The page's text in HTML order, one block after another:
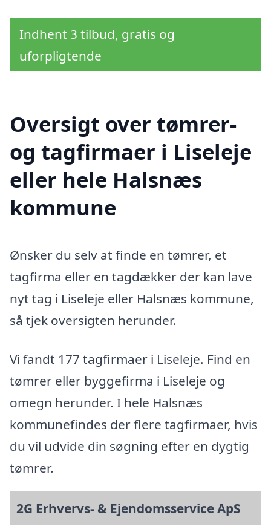
Indhent 3 tilbud, gratis og
uforpligtende
Oversigt over tømrer-
og tagfirmaer i Liseleje
eller hele Halsnæs
kommune
Ønsker du selv at finde en tømrer, et
tagfirma eller en tagdækker der kan lave
nyt tag i Liseleje eller Halsnæs kommune,
så tjek oversigten herunder.
Vi fandt 177 tagfirmaer i Liseleje. Find en
tømrer eller byggefirma i Liseleje og
omegn herunder. I hele Halsnæs
kommunefindes der flere tagfirmaer, hvis
du vil udvide din søgning efter en dygtig
tømrer.
2G Erhvervs- & Ejendomsservice ApS